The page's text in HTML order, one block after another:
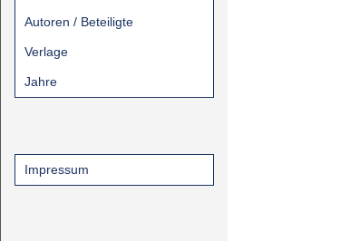
Autoren / Beteiligte
Verlage
Jahre
Impressum